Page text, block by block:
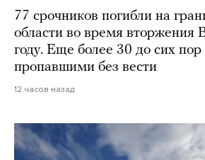
77 срочников погибли на
области во время вторжения
году. Еще более 30 до сих пор
пропавшими без вести
12 часов назад